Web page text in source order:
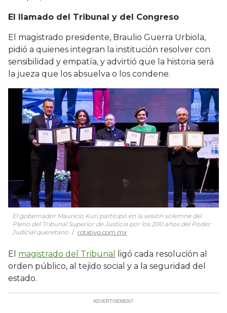
El llamado del Tribunal y del Congreso
El magistrado presidente, Braulio Guerra Urbiola,
pidió a quienes integran la institución resolver con
sensibilidad y empatía, y advirtió que la historia será
la jueza que los absuelva o los condene.
El gobernador Mauricio Kuri participó en la sesión solemne del
Pleno del Tribunal Superior de Justicia por los 200 años del Poder
Judicial queretano.
rotativo.com.mx
El magistrado del Tribunal
ligó cada resolución al
orden público, al tejido social y a la seguridad del
estado.